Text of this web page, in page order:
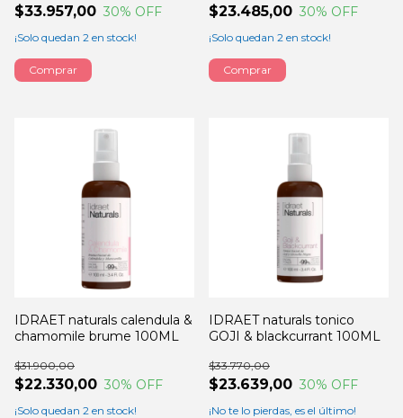
$33.957,00 30% OFF
¡Solo quedan 2 en stock!
$23.485,00 30% OFF
¡Solo quedan 2 en stock!
IDRAET naturals calendula &
chamomile brume 100ML
$22.330,00
$31.900,00
30% OFF
¡Solo quedan 2 en stock!
IDRAET naturals tonico
GOJI & blackcurrant 100ML
$23.639,00
$33.770,00
30% OFF
¡No te lo pierdas, es el último!